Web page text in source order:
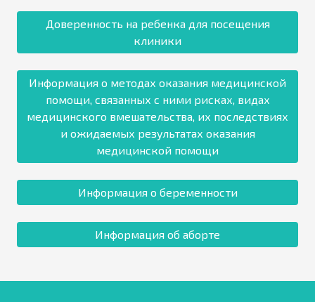
Доверенность на ребенка для посещения
клиники
Информация о методах оказания медицинской
помощи, связанных с ними рисках, видах
медицинского вмешательства, их последствиях
и ожидаемых результатах оказания
медицинской помощи
Информация о беременности
Информация об аборте